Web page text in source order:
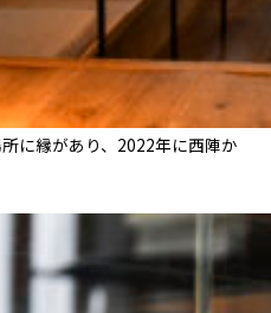
に縁があり、2022年に西陣か